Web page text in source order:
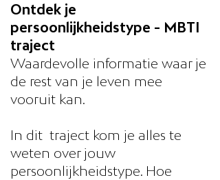
Ontdek je
persoonlijkheidstype - MBTI
traject
Waardevolle informatie waar je
de rest van je leven mee
vooruit kan.
In dit traject kom je alles te
weten over jouw
persoonlijkheidstype. Hoe